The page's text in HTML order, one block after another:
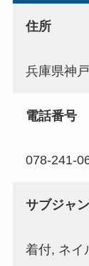
住所
兵庫県神
電話番号
078-241-
サブジャ
着付, ネイ